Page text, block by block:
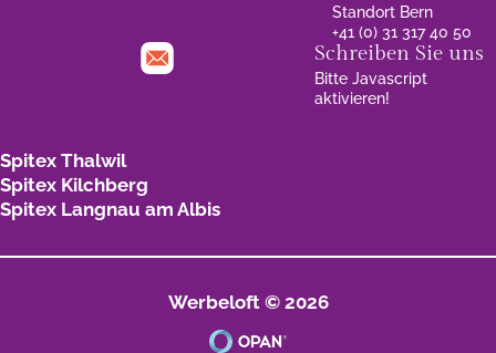
Standort Bern
+41 (0) 31 317 40 50
Schreiben Sie uns
Bitte Javascript
aktivieren!
Spitex Thalwil
Spitex Kilchberg
Spitex Langnau am Albis
Werbeloft © 2026